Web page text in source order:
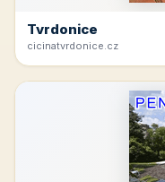
Tvrdonice
cicinatvrdonice.cz